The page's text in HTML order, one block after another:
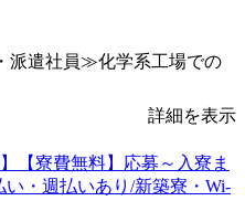
派遣社員≫化学系工場での
詳細を表示